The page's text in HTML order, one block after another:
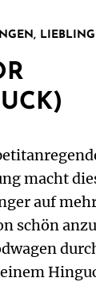
macht
auf
schön